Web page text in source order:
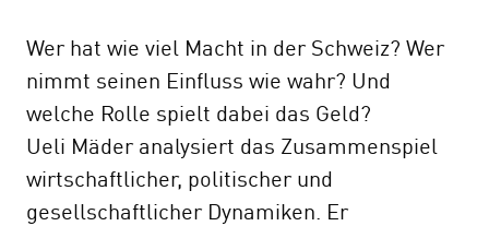
Wer hat wie viel Macht in der Schweiz? Wer
nimmt seinen Einfluss wie wahr? Und
welche Rolle spielt dabei das Geld?
Ueli Mäder analysiert das Zusammenspiel
wirtschaftlicher, politischer und
gesellschaftlicher Dynamiken. Er